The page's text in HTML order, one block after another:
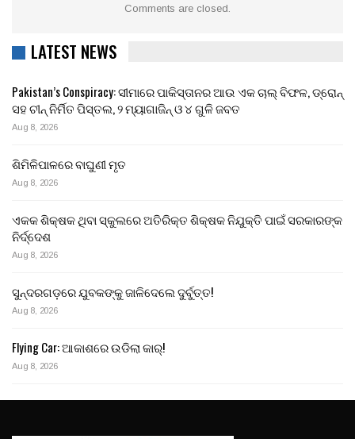
Comments are closed.
LATEST NEWS
Pakistan’s Conspiracy: ସୀମାରେ ପାକିସ୍ତାନର ଆଉ ଏକ ଚାଲ୍ ବିଫଳ, ଡ୍ରୋନ୍
ସହ ଚୀନ୍ ନିର୍ମିତ ପିସ୍ତଲ, ୨ ମ୍ୟାଗାଜିନ୍ ଓ ୪ ଗୁଳି ଜବତ
Aug 8, 2026
ଶିମିଳିପାଳରେ ବାଘୁଣୀ ମୃତ
Aug 8, 2026
ଏକକ ଶିକ୍ଷକ ଥିବା ସ୍କୁଲରେ ଅତିରିକ୍ତ ଶିକ୍ଷକ ନିଯୁକ୍ତି ପାଇଁ ସରକାରଙ୍କ
ନିର୍ଦ୍ଦେଶ
Aug 8, 2026
ସୁନ୍ଦରଗଡ଼ରେ ଯୁବକଙ୍କୁ ଜାଳିଦେଲେ ଦୁର୍ବୁତ୍ତ!
Aug 8, 2026
Flying Car: ଆକାଶରେ ଉଡିଲା କାର୍!
Aug 8, 2026